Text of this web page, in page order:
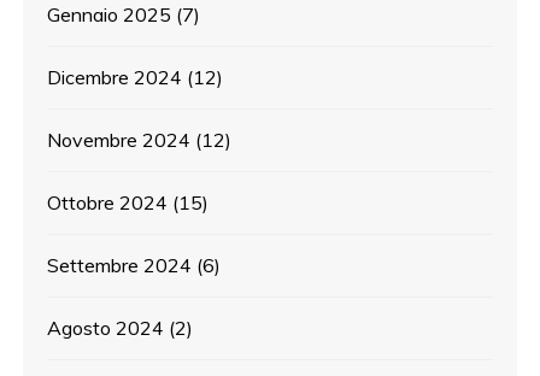
Gennaio 2025 (7)
Dicembre 2024 (12)
Novembre 2024 (12)
Ottobre 2024 (15)
Settembre 2024 (6)
Agosto 2024 (2)